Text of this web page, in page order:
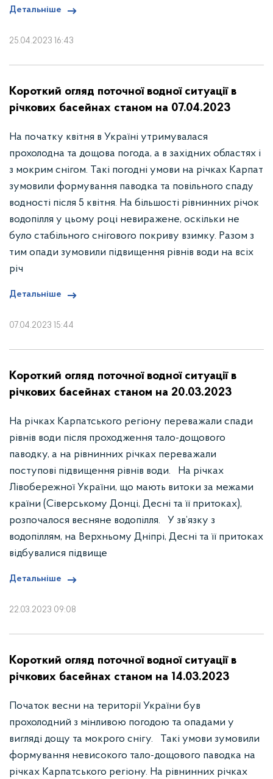
25.04.2023 16:43
Детальніше
07.04.2023 15:44
Короткий огляд поточної водної ситуації в
річкових басейнах станом на 07.04.2023
На початку квітня в Україні утримувалася
прохолодна та дощова погода, а в західних областях і
з мокрим снігом. Такі погодні умови на річках Карпат
зумовили формування паводка та повільного спаду
водності після 5 квітня. На більшості рівнинних річок
водопілля у цьому році невиражене, оскільки не
було стабільного снігового покриву взимку. Разом з
тим опади зумовили підвищення рівнів води на всіх
річ
Детальніше
22.03.2023 09:08
Короткий огляд поточної водної ситуації в
річкових басейнах станом на 20.03.2023
На річках Карпатського регіону переважали спади
рівнів води після проходження тало-дощового
паводку, а на рівнинних річках переважали
поступові підвищення рівнів води. На річках
Лівобережної України, що мають витоки за межами
країни (Сіверському Донці, Десні та її притоках),
розпочалося весняне водопілля. У зв’язку з
водопіллям, на Верхньому Дніпрі, Десні та її притоках
відбувалися підвище
Детальніше
Короткий огляд поточної водної ситуації в
річкових басейнах станом на 14.03.2023
Початок весни на території України був
прохолодний з мінливою погодою та опадами у
вигляді дощу та мокрого снігу. Такі умови зумовили
формування невисокого тало-дощового паводка на
річках Карпатського регіону. На рівнинних річках